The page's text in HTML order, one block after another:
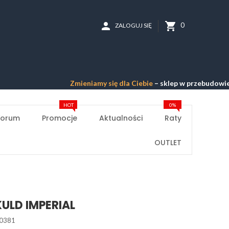
shopping_cart 0
person ZALOGUJ SIĘ
Zmieniamy się dla Ciebie– sklep w przebudowie –
Promocje
HOT
Aktualności Raty
0%
OUTLET
IMPERIAL